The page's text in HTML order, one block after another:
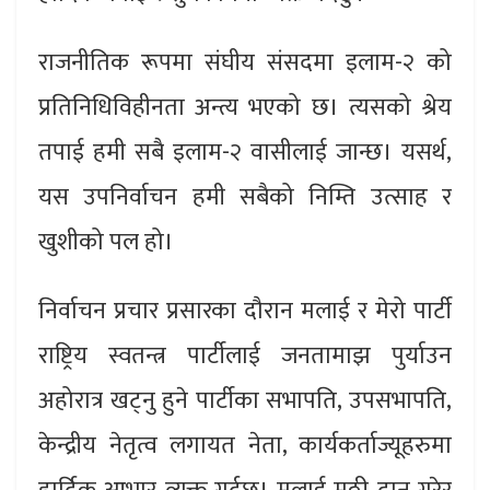
राजनीतिक रूपमा संघीय संसदमा इलाम-२ को
प्रतिनिधिविहीनता अन्त्य भएको छ। त्यसको श्रेय
तपाई हमी सबै इलाम-२ वासीलाई जान्छ। यसर्थ,
यस उपनिर्वाचन हमी सबैको निम्ति उत्साह र
खुशीको पल हो।
निर्वाचन प्रचार प्रसारका दौरान मलाई र मेरो पार्टी
राष्ट्रिय स्वतन्त्र पार्टीलाई जनतामाझ पुर्याउन
अहोरात्र खट्नु हुने पार्टीका सभापति, उपसभापति,
केन्द्रीय नेतृत्व लगायत नेता, कार्यकर्ताज्यूहरुमा